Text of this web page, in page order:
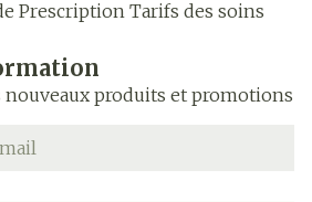
Prescription Tarifs des soins
nouveaux produits et promotions